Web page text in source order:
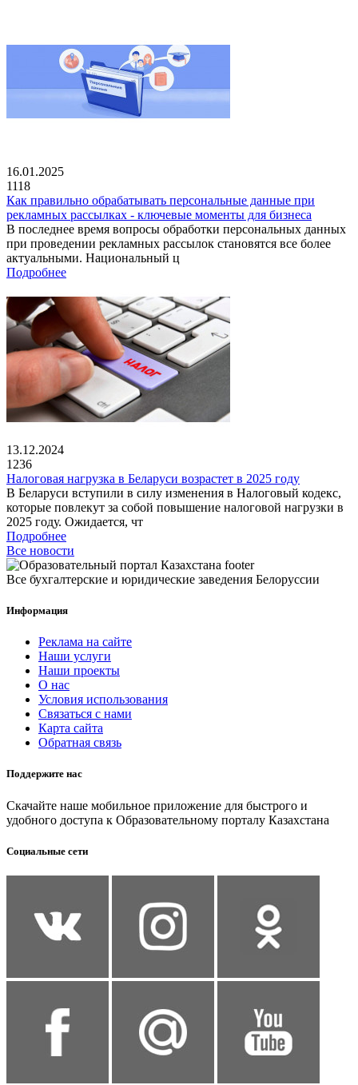
16.01.2025
1118
Как правильно обрабатывать персональные данные при
рекламных рассылках - ключевые моменты для бизнеса
В последнее время вопросы обработки персональных данных
при проведении рекламных рассылок становятся все более
актуальными. Национальный ц
Подробнее
13.12.2024
1236
Налоговая нагрузка в Беларуси возрастет в 2025 году
В Беларуси вступили в силу изменения в Налоговый кодекс,
которые повлекут за собой повышение налоговой нагрузки в
2025 году. Ожидается, чт
Подробнее
Все новости
Все бухгалтерские и юридические заведения Белоруссии
Информация
Реклама на сайте
Наши услуги
Наши проекты
О нас
Условия использования
Связаться с нами
Карта сайта
Обратная связь
Поддержите нас
Скачайте наше мобильное приложение для быстрого и
удобного доступа к Образовательному порталу Казахстана
Социальные сети